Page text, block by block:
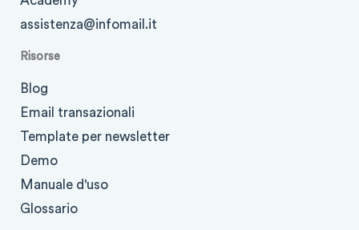
assistenza@infomail.it
Risorse
Blog
Email transazionali
Template per newsletter
Demo
Manuale d'uso
Glossario